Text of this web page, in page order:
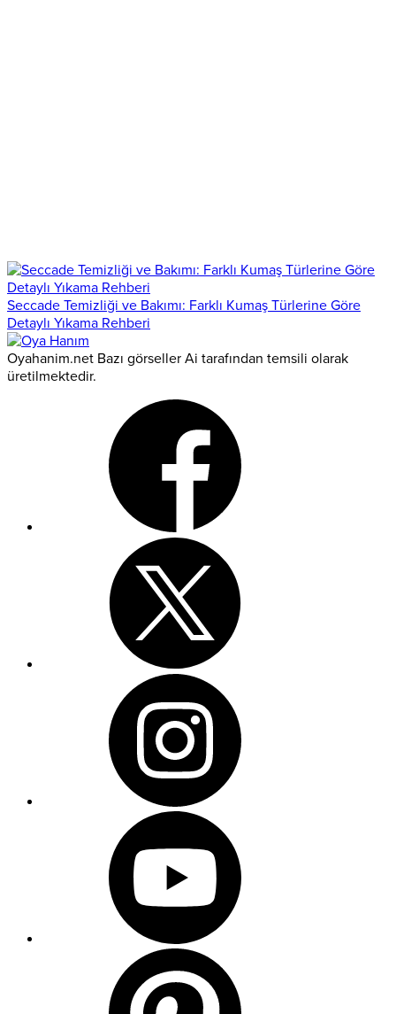
Seccade Temizliği ve Bakımı: Farklı Kumaş Türlerine Göre
Detaylı Yıkama Rehberi
Oyahanim.net Bazı görseller Ai tarafından temsili olarak
üretilmektedir.